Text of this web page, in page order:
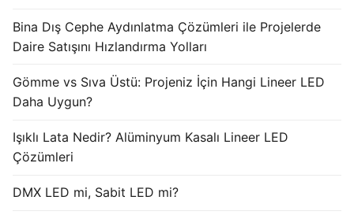
DMX Kontrol Sistemleri
LED Güç Kaynakları
İç Mekan LED Driver
DMX Nedir? Ürün Çeşitleri Nelerdir?
Bina Dış Cephe Aydınlatma Çözümleri ile Projelerde
Daire Satışını Hızlandırma Yolları
Gömme vs Sıva Üstü: Projeniz İçin Hangi Lineer LED
Daha Uygun?
Işıklı Lata Nedir? Alüminyum Kasalı Lineer LED
Çözümleri
DMX LED mi, Sabit LED mi?